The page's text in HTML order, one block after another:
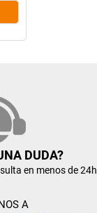
DUDA?
en menos de 24h
A